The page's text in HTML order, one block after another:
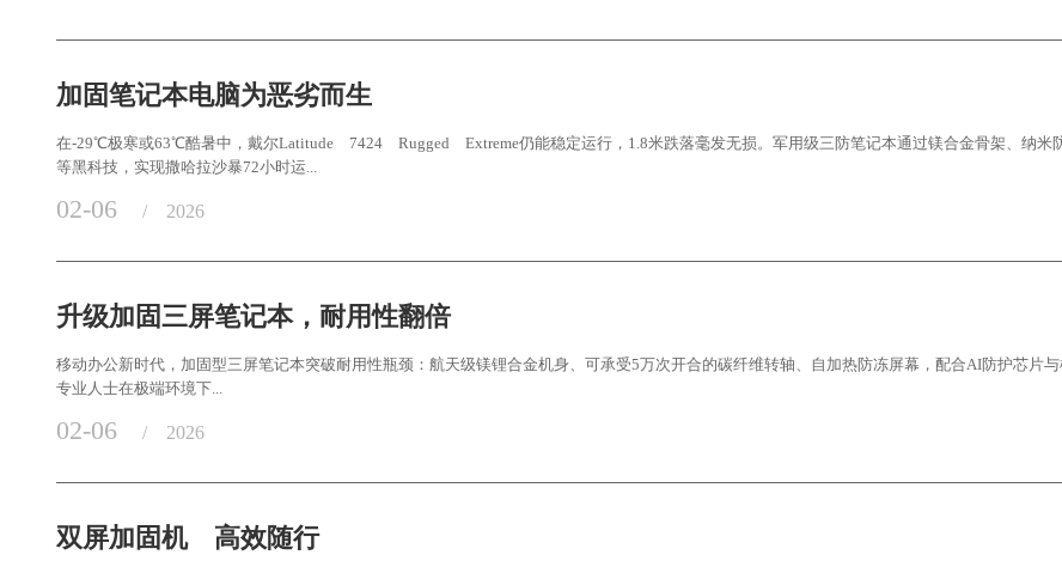
加固笔记本电脑为恶劣而生
在-29℃极寒或63℃酷暑中，戴尔Latitude 7424 Rugged Extreme仍能稳定运行，1.8米跌落毫发无损。军用级三防笔记本通过镁合金骨架、纳米
等黑科技，实现撒哈拉沙暴72小时运...
02-06 / 2026
升级加固三屏笔记本，耐用性翻倍
移动办公新时代，加固型三屏笔记本突破耐用性瓶颈：航天级镁锂合金机身、可承受5万次开合的碳纤维转轴、自加热防冻屏幕，配合AI防护芯片
专业人士在极端环境下...
02-06 / 2026
双屏加固机 高效随行